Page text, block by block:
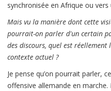
synchronisée en Afrique ou
Mais vu la manière dont cette
pourrait-on parler d'un certain
des discours, quel est réellement
contexte actuel ?
Je pense qu’on pourrait parler,
offensive allemande en